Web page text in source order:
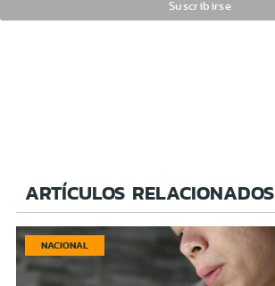
ARTÍCULOS RELACIONADOS
NACIONAL